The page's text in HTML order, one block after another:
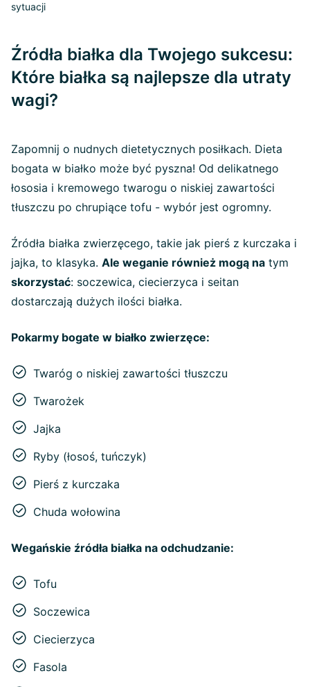
sytuacji
Źródła białka dla Twojego sukcesu:
Które białka są najlepsze dla utraty
wagi?
Zapomnij o nudnych dietetycznych posiłkach. Dieta
bogata w białko może być pyszna! Od delikatnego
łososia i kremowego twarogu o niskiej zawartości
tłuszczu po chrupiące tofu - wybór jest ogromny.
Źródła białka zwierzęcego, takie jak pierś z kurczaka i
jajka, to klasyka. Ale weganie również mogą na tym
skorzystać: soczewica, ciecierzyca i seitan
dostarczają dużych ilości białka.
Pokarmy bogate w białko zwierzęce:
Twaróg o niskiej zawartości tłuszczu
Twarożek
Jajka
Ryby (łosoś, tuńczyk)
Pierś z kurczaka
Chuda wołowina
Wegańskie źródła białka na odchudzanie:
Tofu
Soczewica
Ciecierzyca
Fasola